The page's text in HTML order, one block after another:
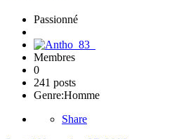
Passionné
Membres
0
241 posts
Genre:Homme
Share